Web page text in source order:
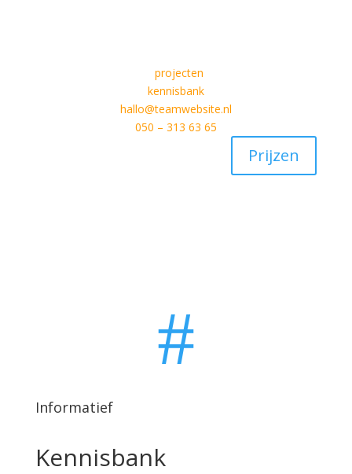
projecten
kennisbank
hallo@teamwebsite.nl
050 – 313 63 65
Prijzen
#
Informatief
Kennisbank